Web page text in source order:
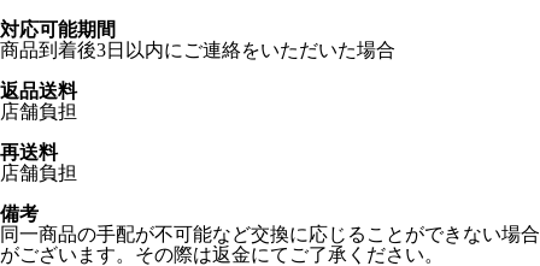
対応可能期間
商品到着後3日以内にご連絡をいただいた場合
返品送料
店舗負担
再送料
店舗負担
備考
同一商品の手配が不可能など交換に応じることができない場合
がございます。その際は返金にてご了承ください。